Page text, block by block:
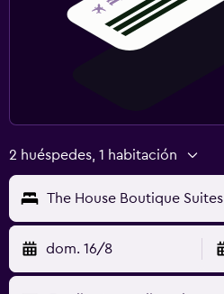
Sistema de entretenimiento
Sala de estar/TV compartida
TV
Aire libre
Muebles de exterior
Jardín
2 huéspedes, 1 habitación
The House Boutique Suites
dom. 16/8